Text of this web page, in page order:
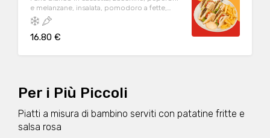
e melanzane, insalata, pomodoro a fette,
mozzarella, origano, maionese servito con
salsa rosa. Co contorno di patate fritte
16.80 €
Per i Più Piccoli
Piatti a misura di bambino serviti con patatine fritte e
salsa rosa